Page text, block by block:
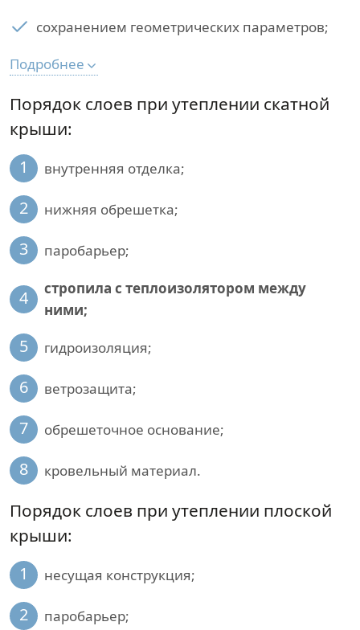
сохранением геометрических параметров;
Подробнее
Порядок слоев при утеплении скатной
крыши:
1 внутренняя отделка;
2 нижняя обрешетка;
3 паробарьер;
4
стропила с теплоизолятором между
ними;
5 гидроизоляция;
6 ветрозащита;
7 обрешеточное основание;
8 кровельный материал.
Порядок слоев при утеплении плоской
крыши:
1 несущая конструкция;
2 паробарьер;